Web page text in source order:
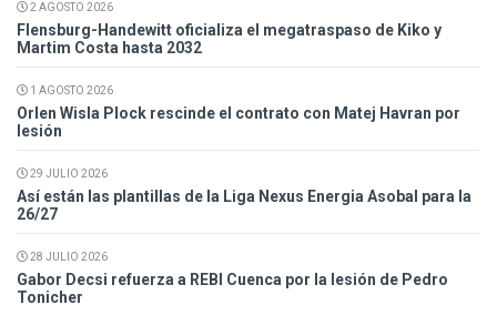
2 AGOSTO 2026
Flensburg-Handewitt oficializa el megatraspaso de Kiko y
Martim Costa hasta 2032
1 AGOSTO 2026
Orlen Wisla Plock rescinde el contrato con Matej Havran por
lesión
29 JULIO 2026
Así están las plantillas de la Liga Nexus Energia Asobal para la
26/27
28 JULIO 2026
Gabor Decsi refuerza a REBI Cuenca por la lesión de Pedro
Tonicher